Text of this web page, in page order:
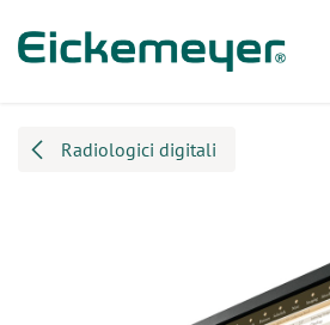
Radiologici digitali